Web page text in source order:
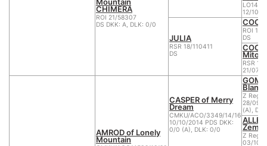
CHIMERA
ROI 21/58307
DS DKK: A, DLK: 0/0
12/10/
JULIA
RSR 18/110411
DS
ROI 15/
DS
Mito
RSR
21/07/
AMROD of Lonely
Mountain
CASPER of Merry
Dream
CMKU/ACO/3349/14/16
10/10/2014 PDS DKK:
0/0 (A), DLK: 0/0
Z Reg/
28/09/
(A),
Z Reg/
03/10/